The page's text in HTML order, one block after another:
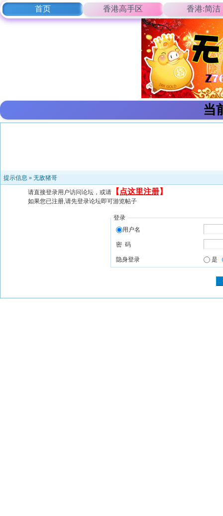
首页 香港高手区 香港:简洁
当
提示信息 » 无敌猪哥
请直接登录用户访问论坛，或请 【 点这里注册】
如果您已注册,请先登录论坛即可游览帖子
登录
用户名
密 码
隐身登录 是